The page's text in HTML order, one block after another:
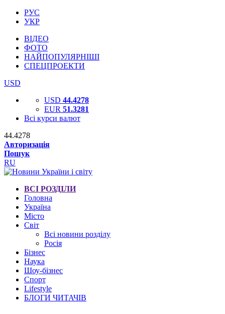
РУС
УКР
ВІДЕО
ФОТО
НАЙПОПУЛЯРНІШІ
СПЕЦПРОЕКТИ
USD
USD 44.4278
EUR 51.3281
Всі курси валют
44.4278
Авторизація
Пошук
RU
ВСІ РОЗДІЛИ
Головна
Україна
Місто
Світ
Всі новини розділу
Росія
Бізнес
Наука
Шоу-бізнес
Спорт
Lifestyle
БЛОГИ ЧИТАЧІВ